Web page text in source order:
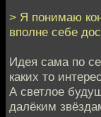
> Я понимаю
вполне себе
Идея сама по
каких то
А светлое
далёким